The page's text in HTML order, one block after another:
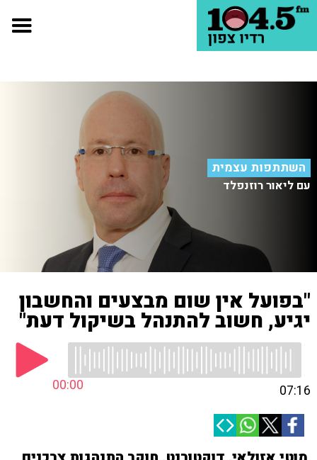
השתתפות עצמית
עם ליאור רוזנפלד
"בפועל אין שום מבצעים והחשבון
יגיע, חשוב להתנהל בשיקול דעת"
00:00 07:16